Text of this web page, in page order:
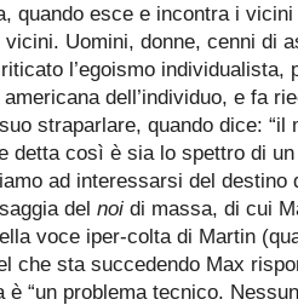
quando esce e incontra i
Uomini, donne, cenni di
l’egoismo individualista,
dell’individuo, e fa
straparlare, quando dice: “il
detta così è sia lo spettro di
ad interessarsi del destino
del noi di massa, di cui
voce iper-colta di Martin
che sta succedendo Max
è “un problema tecnico.